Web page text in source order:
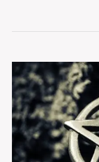
LA
REDE
Wicca